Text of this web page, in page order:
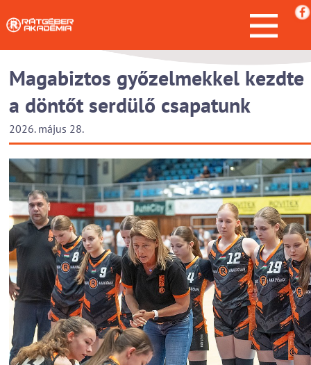
Magabiztos győzelmekkel kezdte
a döntőt serdülő csapatunk
2026. május 28.